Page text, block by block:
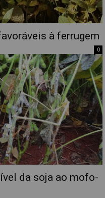
à ferrugem
0
da soja ao mofo-